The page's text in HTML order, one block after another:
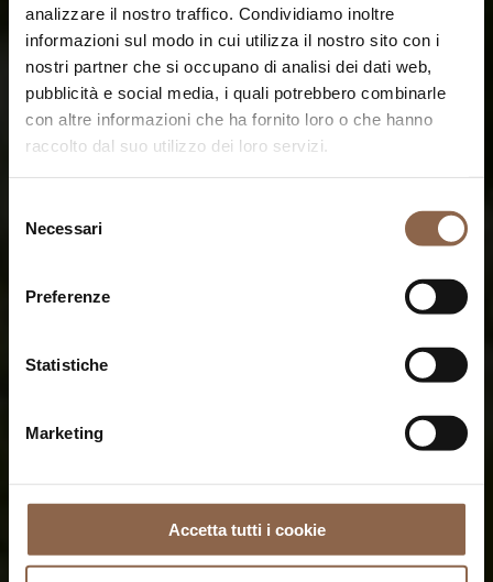
analizzare il nostro traffico. Condividiamo inoltre
informazioni sul modo in cui utilizza il nostro sito con i
nostri partner che si occupano di analisi dei dati web,
pubblicità e social media, i quali potrebbero combinarle
con altre informazioni che ha fornito loro o che hanno
raccolto dal suo utilizzo dei loro servizi.
delNecessari
Preferenze
Statistiche
Marketing
Accetta tutti i cookie